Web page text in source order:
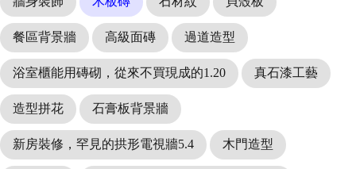
餐區背景牆 高級面磚 過道造型
浴室櫃能用磚砌，從來不買現成的1.20 真石漆工藝
造型拼花 石膏板背景牆
新房裝修，罕見的拱形電視牆5.4 木門造型